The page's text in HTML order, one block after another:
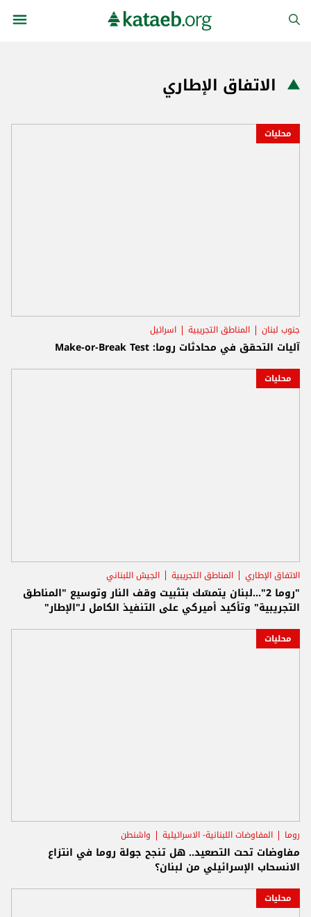
الاتفاق الإطاري
محليات
جنوب لبنان المناطق التجريبية اسرائيل
آليات التحقق في محادثات روما: Make-or-Break Test
محليات
الاتفاق الإطاري المناطق التجريبية الجيش اللبناني
"روما 2"...لبنان يتمسّك بتثبيت وقف النار وتوسيع "المناطق
التجريبية" وتأكيد أميركي على التنفيذ الكامل لـ"الإطار"
محليات
روما المفاوضات اللبنانية- الاسرائيلية واشنطن
مفاوضات تحت التصعيد.. هل تنجح جولة روما في انتزاع
الانسحاب الإسرائيلي من لبنان؟
محليات